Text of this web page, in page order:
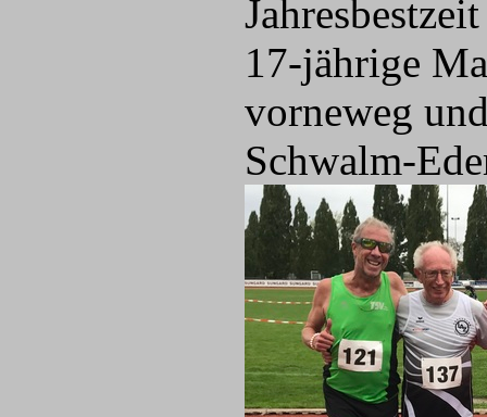
17-jährige
vorneweg
Schwalm-